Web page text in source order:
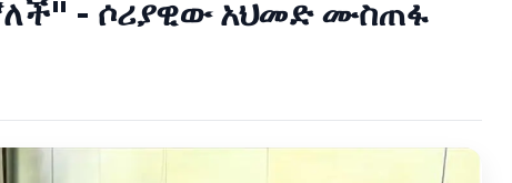
- ሶሪያዊው አህመድ ሙስጠፋ